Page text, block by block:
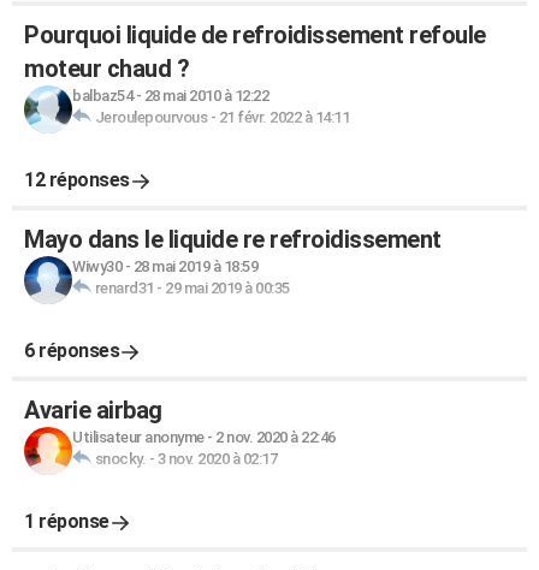
Pourquoi liquide de refroidissement refoule
moteur chaud ?
balbaz54- 28 mai 2010 à 12:22
Jeroulepourvous- 21 févr. 2022 à 14:11
12 réponses
Mayo dans le liquide re refroidissement
Wiwy30- 28 mai 2019 à 18:59
renard31 - 29 mai 2019 à 00:35
6 réponses
Avarie airbag
Utilisateur anonyme- 2 nov. 2020 à 22:46
snocky. - 3 nov. 2020 à 02:17
1 réponse